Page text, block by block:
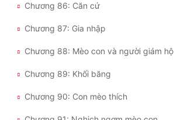
Chương 86: Căn cứ
Chương 87: Gia nhập
Chương 88: Mèo con và người giám hộ
Chương 89: Khối băng
Chương 90: Con mèo thích